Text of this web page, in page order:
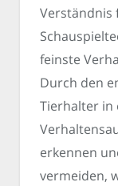
Verständnis
feinste
Durch den
Tierhalter in
erkennen
vermeiden,